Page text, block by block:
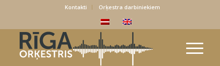
Kontakti Orķestra darbiniekiem